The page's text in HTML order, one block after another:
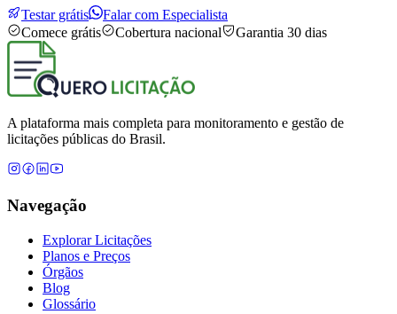
Testar grátis
Falar com Especialista
Comece grátis
Cobertura nacional Garantia 30 dias
A plataforma mais completa para monitoramento e gestão de
licitações públicas do Brasil.
Navegação
Explorar Licitações
Planos e Preços
Órgãos
Blog
Glossário